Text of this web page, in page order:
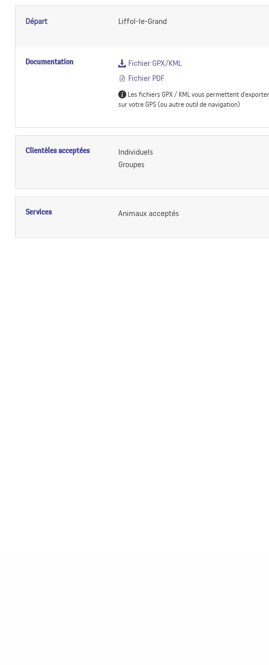
Départ Liffol-le-Grand
Documentation
Fichier GPX/KML
Fichier PDF
Les fichiers GPX / KML vous permettent
sur votre GPS (ou autre outil de navigation)
Clientèles acceptées
Individuels
Groupes
Services Animaux acceptés